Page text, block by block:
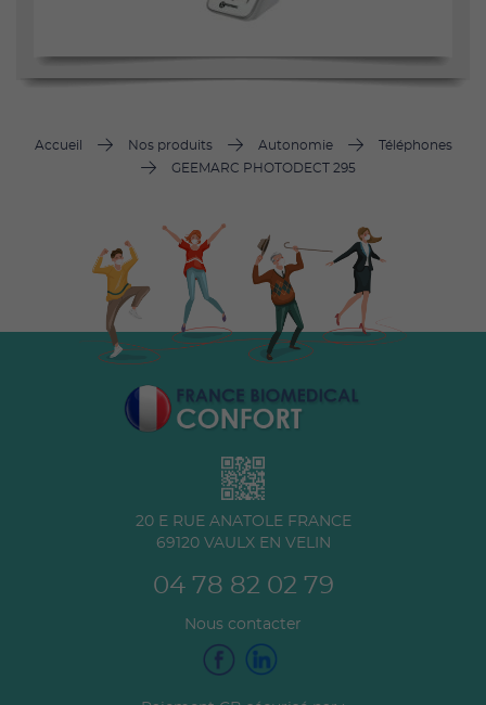
Accueil Nos produits Autonomie
Téléphones
GEEMARC PHOTODECT 295
20 E RUE ANATOLE FRANCE
69120 VAULX EN VELIN
04 78 82 02 79
Nous contacter